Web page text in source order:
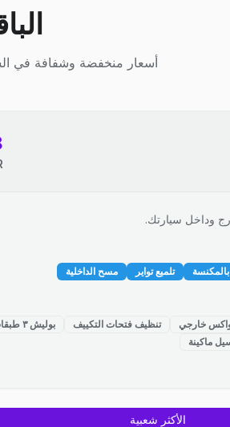
أسعار منخفضة وشفافة في
وداخل سيارتك.
تلميع تواير مسح الداخلية
خارجي تنظيف فتحات التكييف
بوليش ٣ طبقات
ماكينة
الأكثر شعبية